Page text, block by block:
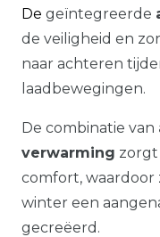
De geïntegreerde
de veiligheid en
naar achteren
laadbewegingen.
De combinatie van
verwarming zorgt
comfort, waardoor
winter een
gecreëerd.